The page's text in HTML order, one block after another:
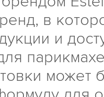
в
и
может